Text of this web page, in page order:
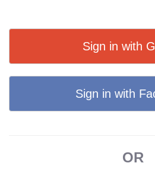
Sign in with
Sign in with
OR